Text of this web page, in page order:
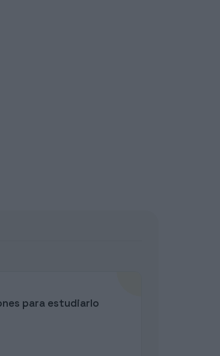
para estudiarlo